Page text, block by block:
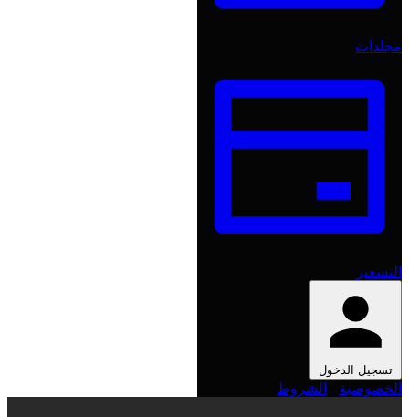
مجلدات
التسعير
تسجيل الدخول
الخصوصية الشروط